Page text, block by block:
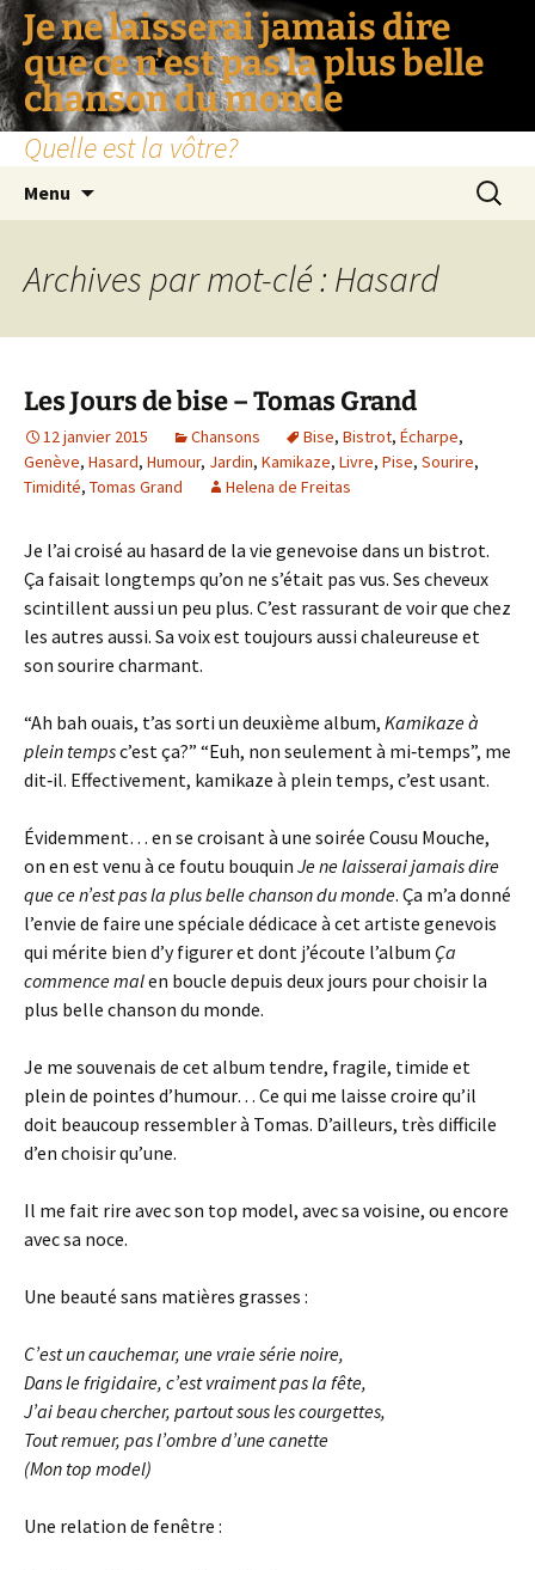
Je ne laisserai jamais dire
que ce n'est pas la plus belle
chanson du monde
Quelle est la vôtre?
Menu
Archives par mot-clé : Hasard
Les Jours de bise – Tomas Grand
12 janvier 2015 Chansons Bise, Bistrot, Écharpe,
Genève, Hasard, Humour, Jardin, Kamikaze, Livre, Pise, Sourire,
Timidité, Tomas Grand Helena de Freitas
Je l’ai croisé au hasard de la vie genevoise dans un bistrot.
Ça faisait longtemps qu’on ne s’était pas vus. Ses cheveux
scintillent aussi un peu plus. C’est rassurant de voir que chez
les autres aussi. Sa voix est toujours aussi chaleureuse et
son sourire charmant.
“Ah bah ouais, t’as sorti un deuxième album, Kamikaze à
plein tempsc’est ça?” “Euh, non seulement à mi‑temps”, me
dit‑il. Effectivement, kamikaze à plein temps, c’est usant.
Évidemment… en se croisant à une soirée Cousu Mouche,
on en est venu à ce foutu bouquin Je ne laisserai jamais dire
que ce n’est pas la plus belle chanson du monde. Ça m’a donné
l’envie de faire une spéciale dédicace à cet artiste genevois
qui mérite bien d’y figurer et dont j’écoute l’album Ça
commence malen boucle depuis deux jours pour choisir la
plus belle chanson du monde.
Je me souvenais de cet album tendre, fragile, timide et
plein de pointes d’humour… Ce qui me laisse croire qu’il
doit beaucoup ressembler à Tomas. D’ailleurs, très difficile
d’en choisir qu’une.
Il me fait rire avec son top model, avec sa voisine, ou encore
avec sa noce.
Une beauté sans matières grasses :
C’est un cauchemar, une vraie série noire,
Dans le frigidaire, c’est vraiment pas la fête,
J’ai beau chercher, partout sous les courgettes,
Tout remuer, pas l’ombre d’une canette
(Mon top model)
Une relation de fenêtre :